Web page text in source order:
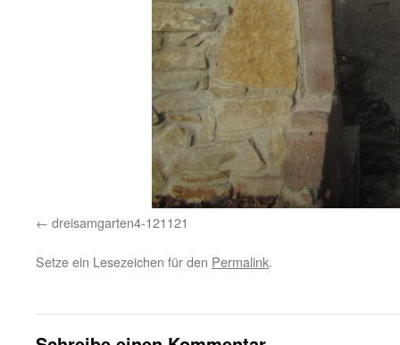
dreisamgarten4-121121
Setze ein Lesezeichen für den Permalink.